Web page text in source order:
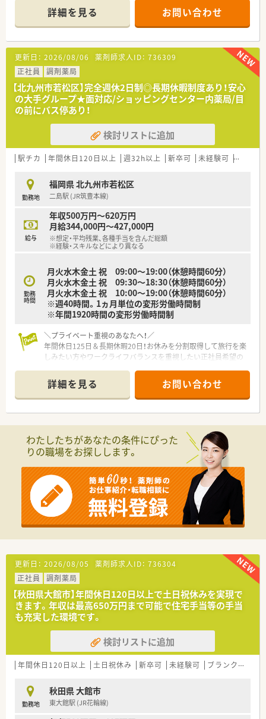
【店舗情報と応需状況について】
■西宮市の甲東園駅から徒歩20分の場所にある、内科や小児科
やアレルギー科の処方箋をメインに応需している薬局です。
■1日の処方箋応需枚数は約40枚となっており、常時1から2名の
薬剤師体制で協力しながらゆとりを持って対応しています。
■月火水金は19時、木曜日は17時、土曜日は13時までの開局時
間となっており、日々のスケジュール管理がしやすい環境です。
【募集背景と求める人物像について】
■今回は会社の中枢を担う、エリアマネージャー採用であり、
西宮市・宝塚市エリアを管轄出来る方を探されております。
■従業員の平均勤続年数が18年と長いため、腰を据えて長期的
なキャリアを築きたいと考える方に適している職場です。
■専門性を重視した販売と顧客サービスを提供しているため、コ
ミュニケーション能力を活かして活躍できる方を歓迎します。
【法人特徴について】
■専門性を重視したサービス提供を通じて、個々の患者様の満足
を実現し、地域社会に深く貢献している安定した法人です。
■お客様から喜ばれる店作りと、取引先から安心される会社運営
を目指し、信頼関係を大切にしているのが大きな特徴です。
■社員育成にも非常に力を入れており、社員一人ひとりの成長を
支援するための各種研修や教育制度が充実している環境です。
■主に内科や小児科やアレルギー科の処方箋に基づいた調剤業
務や監査業務を正確かつスピーディーに行うことが求められま
す。
■調剤業務に加えて、患者様への丁寧な服薬指導を行い、お薬に
対する不安や疑問を解消するためのサポートを実施します。
相談に応じながら適切なアドバイスを提供する業務も行いま
す。
詳細を見る お問い合わせ
更新日： 2026/08/06 薬剤師求人ID： 736309
正社員
調剤薬局
【北九州市若松区】完全週休2日制◎長期休暇制度あり！安心
の大手グループ★面対応/ショッピングセンター内薬局/目
の前にバス停あり！
検討リストに追加
駅チカ 年間休日120日以上 週32h以上 新卒可 未経験可 ブラン
勤務地
福岡県 北九州市若松区
二島駅 (JR筑豊本線)
給与
年収500万円～620万円
月給344,000円～427,000円
※想定・平均残業、各種手当を含んだ総額
※経験・スキルなどにより異なる
勤務
時間
月火水木金土 祝 09:00～19:00（休憩時間60分）
月火水木金土 祝 09:30～18:30（休憩時間60分）
月火水木金土 祝 10:00～19:00（休憩時間60分）
※週40時間。1ヵ月単位の変形労働時間制
※年間1920時間の変形労働時間制
＼プライベート重視のあなたへ！／
年間休日125日＆長期休暇20日！お休みを分割取得して旅行を楽
しみたい方やワークライフバランスを重視したい正社員希望の
【店舗情報と応需状況について】
■JR筑豊本線の二島駅から徒歩6分とアクセス良好で、バス停の
第一二島より徒歩1分の好立地となっております。
■採用区分はR区分(九州内転勤コース)とL区分(転居無しコース
※公共90分以内、車60分以内の異動可能性有)からどちらかを希
【募集背景と求める人物像について】
■中長期的に活躍していただける20～30代の若手薬剤師を積極
募集中です。
■在宅やかかりつけ等の時代の変化に応じて柔軟に対応できる
方を歓迎しております。
■今後の北九州エリアの新規出店計画も含め、増員募集です。
【法人特徴について】
■総合スーパーの強みを活かしたヘルス＆ビューティーケア事
業を主力のひとつとして展開しています。
■九州エリアで店舗を広げておりグループ間での連携によるさ
らなる拡大が見込まれます。
■個人の価値観を尊重しており髪型や髪色自由かつネイルやア
クセサリーの着用も可能です。
【勤務実態について】
■年間休日は125日で、内年間20日分の長期休暇がしっかりと付
与されます。
なプライベートの充実が叶います。
■シフト制として完全週休2日制の勤務となります。
※ショッピングセンター内の営業時間の都合上、お盆や年末年始
詳細を見る お問い合わせ
わたしたちがあなたの条件にぴった
りの職場をお探しします。
更新日： 2026/08/05 薬剤師求人ID： 736304
正社員
調剤薬局
【秋田県大館市】年間休日120日以上で土日祝休みを実現で
きます。年収は最高650万円まで可能で住宅手当等の手当
も充実した環境です。
検討リストに追加
年間休日120日以上 土日祝休み 新卒可 未経験可 ブランク可
勤務地
秋田県 大館市
東大館駅 (JR花輪線)